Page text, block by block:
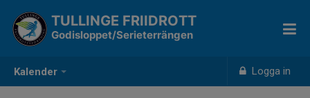
Kalender Logga in
TULLINGE FRIIDROTT
Godisloppet/Serieterrängen